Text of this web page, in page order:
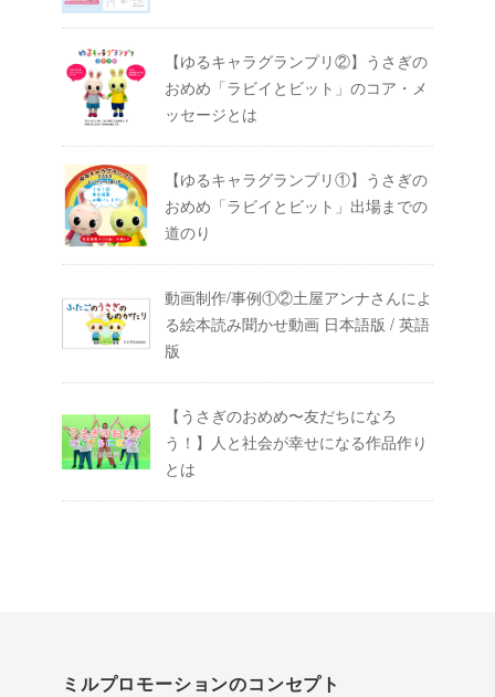
【ゆるキャラグランプリ②】うさぎの
おめめ「ラビイとビット」のコア・メ
ッセージとは
【ゆるキャラグランプリ①】うさぎの
おめめ「ラビイとビット」出場までの
道のり
動画制作/事例①②土屋アンナさんによ
る絵本読み聞かせ動画 日本語版 / 英語
版
【うさぎのおめめ〜友だちになろ
う！】人と社会が幸せになる作品作り
とは
ミルプロモーションのコンセプト